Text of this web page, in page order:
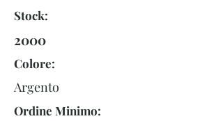
Stock:
2000
Colore:
Argento
Ordine Minimo: